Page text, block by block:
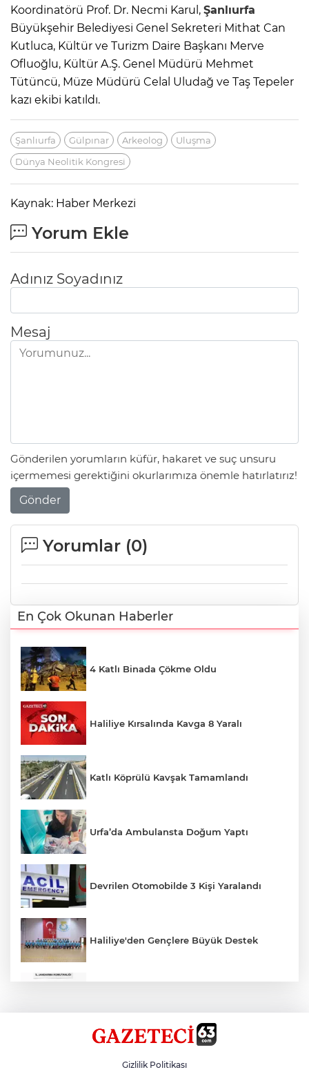
Koordinatörü Prof. Dr. Necmi Karul, Şanlıurfa
Büyükşehir Belediyesi Genel Sekreteri Mithat Can
Kutluca, Kültür ve Turizm Daire Başkanı Merve
Ofluoğlu, Kültür A.Ş. Genel Müdürü Mehmet
Tütüncü, Müze Müdürü Celal Uludağ ve Taş Tepeler
kazı ekibi katıldı.
Şanlıurfa Gülpınar Arkeolog
Uluşma
Dünya Neolitik Kongresi
Kaynak: Haber Merkezi
Yorum Ekle
Adınız Soyadınız
Mesaj
Gönderilen yorumların küfür, hakaret ve suç unsuru
içermemesi gerektiğini okurlarımıza önemle hatırlatırız!
Gönder
Yorumlar (0)
En Çok Okunan Haberler
4 Katlı Binada Çökme Oldu
Haliliye Kırsalında Kavga 8 Yaralı
Katlı Köprülü Kavşak Tamamlandı
Urfa’da Ambulansta Doğum Yaptı
Devrilen Otomobilde 3 Kişi Yaralandı
Haliliye'den Gençlere Büyük Destek
Hikmet Başak’tan Ulaşım Çalışması
Gizlilik Politikası